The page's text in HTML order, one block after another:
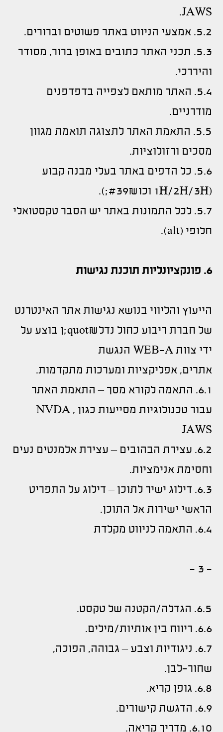
JAWS.
5.2. אמצעי הניווט באתר פשוטים וברורים.
5.3. תכני האתר כתובים באופן ברור, מסודר
והיררכי.
5.4. האתר מותאם לצפייה בדפדפנים
מודרניים.
5.5. התאמת האתר לתצוגה תואמת מגוון
מסכים ורזולוציות.
5.6. כל הדפים באתר בעלי מבנה קבוע
(1H/2H/3H וכו&#39;).
5.7. לכל התמונות באתר יש הסבר טקסטואלי
חלופי (alt).
6. פונקציונליות תוכנת נגישות
הייעוץ והליווי בנושא נגישות אתר האינטרנט
של חברת ריבוע כחול נדל&quot;ן בוצע על
ידי צוות WEB-A הנגשת
אתרים, אפליקציות ומערכות מתקדמות.
6.1. התאמה לקורא מסך – התאמת האתר
עבור טכנולוגיות מסייעות כגון NVDA ,
JAWS
6.2. עצירת הבהובים – עצירת אלמנטים נעים
וחסימת אנימציות.
6.3. דילוג ישיר לתוכן – דילוג על התפריט
הראשי ישירות אל התוכן.
6.4. התאמה לניווט מקלדת
- 3 -
6.5. הגדלה/הקטנה של טקסט.
6.6. ריווח בין אותיות/מילים.
6.7. ניגודיות וצבע – גבוהה, הפוכה,
שחור-לבן.
6.8. גופן קריא.
6.9. הדגשת קישורים.
6.10. מדריך קריאה.